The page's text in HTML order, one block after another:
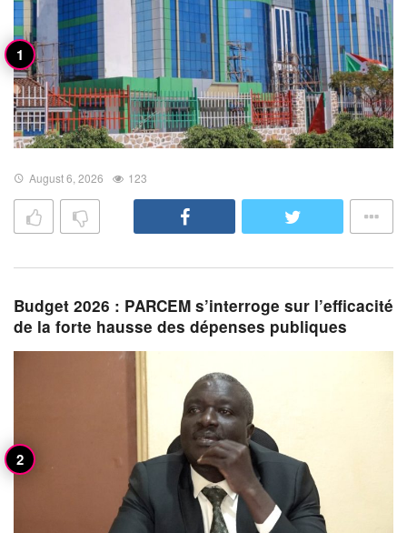
August 6, 2026 123
Budget 2026 : PARCEM s’interroge sur l’efficacité
de la forte hausse des dépenses publiques